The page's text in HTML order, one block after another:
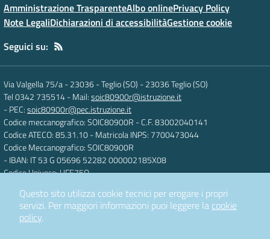
Amministrazione TrasparenteAlbo onlinePrivacy Policy
Note LegaliDichiarazioni di accessibilitàGestione cookie
Seguici su:
Via Valgella 75/a - 23036 - Teglio (SO) -23036 Teglio (SO)
Tel 0342 735514- Mail:soic80900r@istruzione.it
- PEC:soic80900r@pec.istruzione.it
Codice meccanografico: SOIC80900R - C.F. 83002040141
Codice ATECO: 85.31.10- Matricola INPS: 7700473044
Codice Meccanografico: SOIC80900R
- IBAN: IT 53 G 05696 52282 000002185X08
Codice Univoco: UFE75O
Concept & Design by
Designers Italia
Questo sito utilizza cookie tecnici per erogare i propri
servizi. Per maggiori informazioni puoi leggere la cookie
policy.